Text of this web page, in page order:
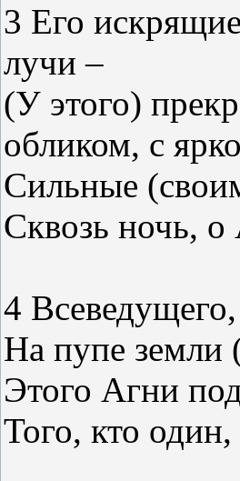
3 Его
лучи –
(У этого)
обликом, с
Сильные
Сквозь ночь,
4
На пупе земли
Этого Агни
Того, кто